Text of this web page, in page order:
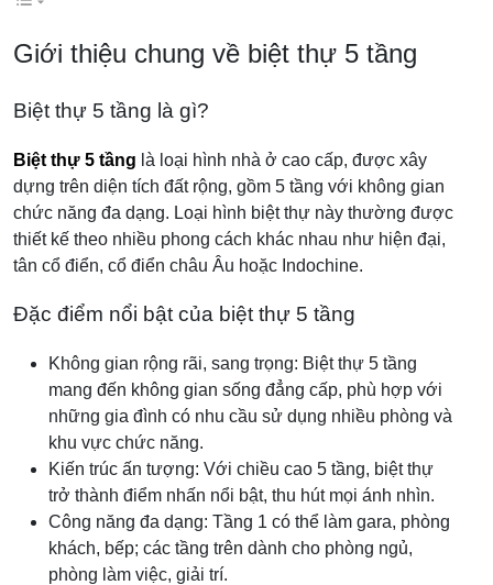
Giới thiệu chung về biệt thự 5 tầng
Biệt thự 5 tầng là gì?
Biệt thự 5 tầng là loại hình nhà ở cao cấp, được xây
dựng trên diện tích đất rộng, gồm 5 tầng với không gian
chức năng đa dạng. Loại hình biệt thự này thường được
thiết kế theo nhiều phong cách khác nhau như hiện đại,
tân cổ điển, cổ điển châu Âu hoặc Indochine.
Đặc điểm nổi bật của biệt thự 5 tầng
Không gian rộng rãi, sang trọng: Biệt thự 5 tầng
mang đến không gian sống đẳng cấp, phù hợp với
những gia đình có nhu cầu sử dụng nhiều phòng và
khu vực chức năng.
Kiến trúc ấn tượng: Với chiều cao 5 tầng, biệt thự
trở thành điểm nhấn nổi bật, thu hút mọi ánh nhìn.
Công năng đa dạng: Tầng 1 có thể làm gara, phòng
khách, bếp; các tầng trên dành cho phòng ngủ,
phòng làm việc, giải trí.